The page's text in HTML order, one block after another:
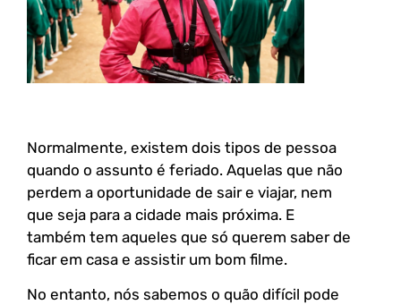
Normalmente, existem dois tipos de pessoa
quando o assunto é feriado. Aquelas que não
perdem a oportunidade de sair e viajar, nem
que seja para a cidade mais próxima. E
também tem aqueles que só querem saber de
ficar em casa e assistir um bom filme.
No entanto, nós sabemos o quão difícil pode